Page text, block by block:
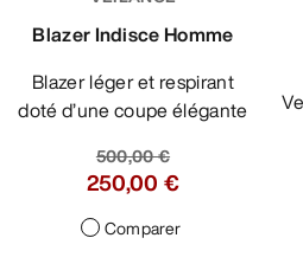
Blazer Indisce Homme
Blazer léger et respirant
doté d’une coupe élégante
500,00 €
250,00 €
Comparer
Veste de freeride résistante